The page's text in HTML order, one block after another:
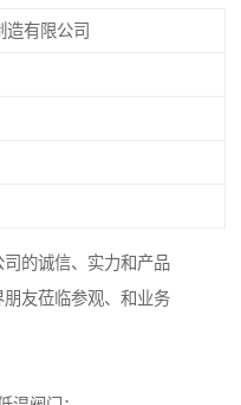
有限公司
的诚信、实力和产品
友莅临参观、和业务